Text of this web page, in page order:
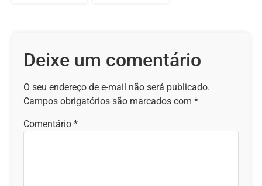
Deixe um comentário
O seu endereço de e-mail não será publicado.
Campos obrigatórios são marcados com *
Comentário *